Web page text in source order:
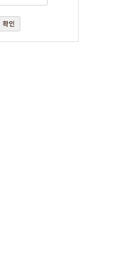
확인